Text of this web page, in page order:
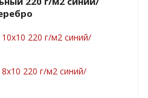
220 г/м2 синий/
220 г/м2 синий/